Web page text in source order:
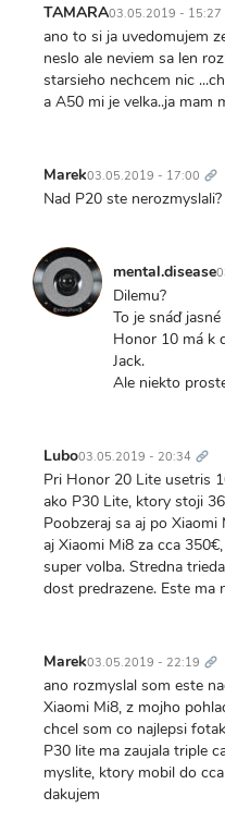
TAMARA03.05.2019 - 15:27
ano to si ja uvedomujem
neslo ale neviem sa len
starsieho nechcem nic
a A50 mi je velka..ja mam
Marek03.05.2019 - 17:00
Nad P20 ste
mental.disease
Dilemu?
To je snáď
Honor 10 má k
Jack.
Ale niekto
Lubo03.05.2019 - 20:34
Pri Honor 20 Lite usetris
ako P30 Lite, ktory stoji
Poobzeraj sa aj po Xiaomi
aj Xiaomi Mi8 za cca
super volba. Stredna
dost predrazene. Este ma
Marek03.05.2019 - 22:19
ano rozmyslal som este
Xiaomi Mi8, z mojho
chcel som co najlepsi
P30 lite ma zaujala triple
myslite, ktory mobil do
dakujem